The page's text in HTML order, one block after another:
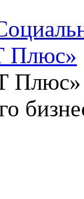
Плюс»